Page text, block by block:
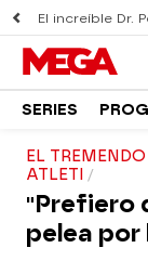
El increíble Dr.
SERIES
EL
ATLETI
"Prefiero
pelea por